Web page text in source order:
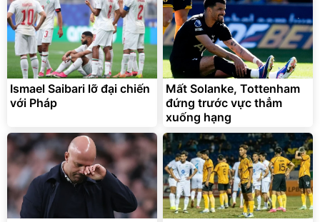
Ismael Saibari lỡ đại chiến
với Pháp
Mất Solanke, Tottenham
đứng trước vực thẳm
xuống hạng